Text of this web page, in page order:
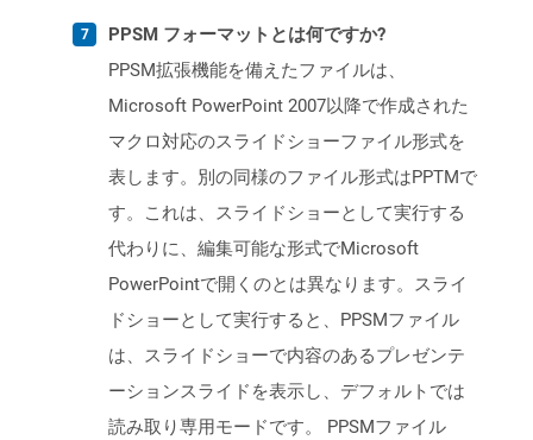
PPSM フォーマットとは何ですか?
PPSM拡張機能を備えたファイルは、
Microsoft PowerPoint 2007以降で作成された
マクロ対応のスライドショーファイル形式を
表します。別の同様のファイル形式はPPTMで
す。これは、スライドショーとして実行する
代わりに、編集可能な形式でMicrosoft
PowerPointで開くのとは異なります。スライ
ドショーとして実行すると、PPSMファイル
は、スライドショーで内容のあるプレゼンテ
ーションスライドを表示し、デフォルトでは
読み取り専用モードです。 PPSMファイル